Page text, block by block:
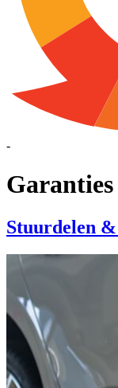
-
Garanties
Stuurdelen